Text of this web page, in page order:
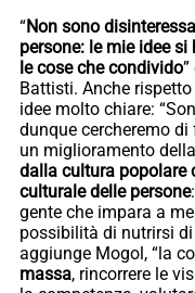
“Non sono
persone: le mie idee
le cose che condivido
Battisti. Anche
idee molto chiare:
dunque cercheremo
un miglioramento
dalla cultura popolare
culturale delle persone
gente che impara a
possibilità di nutrirsi
aggiunge Mogol, “la
massa, rincorrere le